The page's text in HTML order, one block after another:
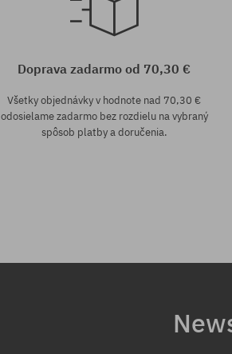
Doprava zadarmo od 70,30 €
Všetky objednávky v hodnote nad 70,30 €
odosielame zadarmo bez rozdielu na vybraný
spôsob platby a doručenia.